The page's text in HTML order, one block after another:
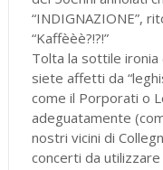
“INDIGNAZIONE”,
“Kaffèèè?!?!”
Tolta la sottile
siete affetti da
come il Porporati o
adeguatamente
nostri vicini di
concerti da